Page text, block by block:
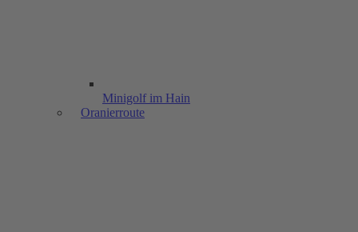
Minigolf im Hain
Oranierroute